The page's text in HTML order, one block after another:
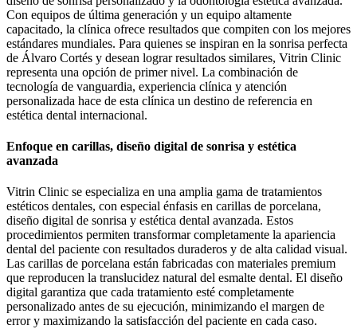
Con equipos de última generación y un equipo altamente
capacitado, la clínica ofrece resultados que compiten con los mejores
estándares mundiales. Para quienes se inspiran en la sonrisa perfecta
de Álvaro Cortés y desean lograr resultados similares, Vitrin Clinic
representa una opción de primer nivel. La combinación de
tecnología de vanguardia, experiencia clínica y atención
personalizada hace de esta clínica un destino de referencia en
estética dental internacional.
Enfoque en carillas, diseño digital de sonrisa y estética
avanzada
Vitrin Clinic se especializa en una amplia gama de tratamientos
estéticos dentales, con especial énfasis en carillas de porcelana,
diseño digital de sonrisa y estética dental avanzada. Estos
procedimientos permiten transformar completamente la apariencia
dental del paciente con resultados duraderos y de alta calidad visual.
Las carillas de porcelana están fabricadas con materiales premium
que reproducen la translucidez natural del esmalte dental. El diseño
digital garantiza que cada tratamiento esté completamente
personalizado antes de su ejecución, minimizando el margen de
error y maximizando la satisfacción del paciente en cada caso.